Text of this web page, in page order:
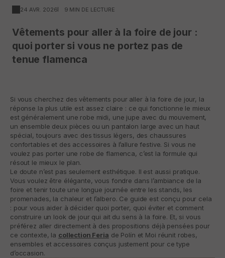
24 AVR. 2026 9 MIN DE LECTURE
Vêtements pour aller à la foire de jour :
quoi porter si vous ne portez pas de
tenue flamenca
Si vous cherchez des vêtements pour aller à la foire de jour, la
réponse la plus utile est assez claire : ce qui fonctionne le mieux
est généralement une robe midi, une jupe avec du mouvement,
un ensemble deux pièces ou un pantalon large avec un haut
spécial, toujours avec des tissus légers, des chaussures
confortables et des accessoires à l’allure festive. Si vous ne
voulez pas porter une robe de flamenca, c’est la formule qui
résout le mieux le plan.
Le doute n’est pas seulement esthétique. Il est aussi pratique.
Vous voulez être élégante, vous fondre dans l’ambiance de la
foire et tenir toute une longue journée entre les stands, les
promenades, la chaleur et l’albero. Ce guide est conçu pour cela
: pour vous aider à décider quoi porter, quoi éviter et comment
construire un look de jour qui ait du sens à la foire. Et, si vous
préférez aller directement à des propositions déjà pensées pour
ce contexte, la collection Feria de Polín et Moi réunit robes,
ensembles et accessoires conçus justement pour ce type
d’occasion.